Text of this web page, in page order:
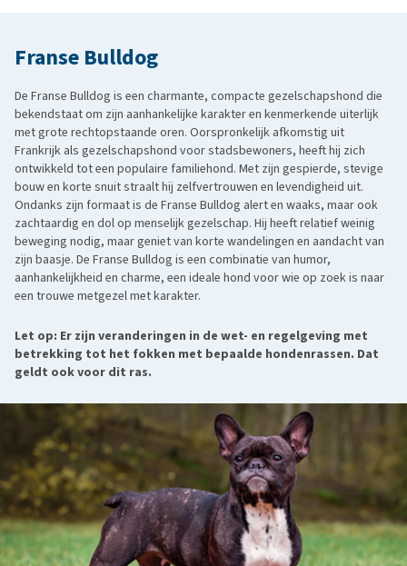
Franse Bulldog
De Franse Bulldog is een charmante, compacte gezelschapshond die
bekendstaat om zijn aanhankelijke karakter en kenmerkende uiterlijk
met grote rechtopstaande oren. Oorspronkelijk afkomstig uit
Frankrijk als gezelschapshond voor stadsbewoners, heeft hij zich
ontwikkeld tot een populaire familiehond. Met zijn gespierde, stevige
bouw en korte snuit straalt hij zelfvertrouwen en levendigheid uit.
Ondanks zijn formaat is de Franse Bulldog alert en waaks, maar ook
zachtaardig en dol op menselijk gezelschap. Hij heeft relatief weinig
beweging nodig, maar geniet van korte wandelingen en aandacht van
zijn baasje. De Franse Bulldog is een combinatie van humor,
aanhankelijkheid en charme, een ideale hond voor wie op zoek is naar
een trouwe metgezel met karakter.
Let op: Er zijn veranderingen in de wet- en regelgeving met
betrekking tot het fokken met bepaalde hondenrassen. Dat
geldt ook voor dit ras.